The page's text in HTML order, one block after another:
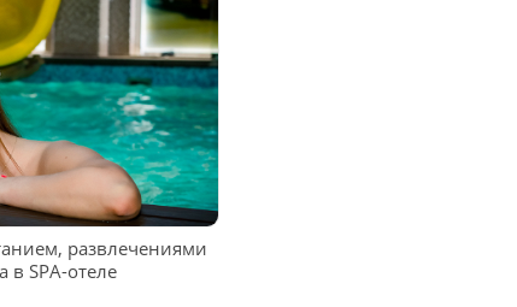
развлечениями
в SPA-отеле